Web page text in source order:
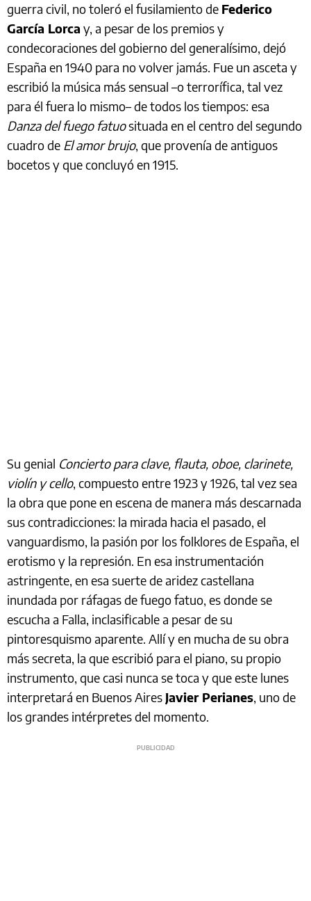
guerra civil, no toleró el fusilamiento de Federico
García Lorca y, a pesar de los premios y
condecoraciones del gobierno del generalísimo, dejó
España en 1940 para no volver jamás. Fue un asceta y
escribió la música más sensual –o terrorífica, tal vez
para él fuera lo mismo– de todos los tiempos: esa
Danza del fuego fatuosituada en el centro del segundo
cuadro de El amor brujo, que provenía de antiguos
bocetos y que concluyó en 1915.
Su genial Concierto para clave, flauta, oboe, clarinete,
violín y cello, compuesto entre 1923 y 1926, tal vez sea
la obra que pone en escena de manera más descarnada
sus contradicciones: la mirada hacia el pasado, el
vanguardismo, la pasión por los folklores de España, el
erotismo y la represión. En esa instrumentación
astringente, en esa suerte de aridez castellana
inundada por ráfagas de fuego fatuo, es donde se
escucha a Falla, inclasificable a pesar de su
pintoresquismo aparente. Allí y en mucha de su obra
más secreta, la que escribió para el piano, su propio
instrumento, que casi nunca se toca y que este lunes
interpretará en Buenos Aires Javier Perianes, uno de
los grandes intérpretes del momento.